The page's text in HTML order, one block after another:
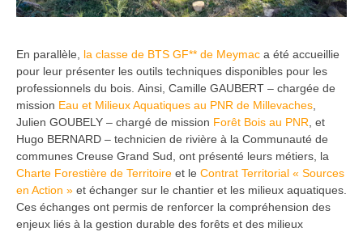
En parallèle, la classe de BTS GF** de Meymac a été accueillie
pour leur présenter les outils techniques disponibles pour les
professionnels du bois. Ainsi, Camille GAUBERT – chargée de
mission Eau et Milieux Aquatiques au PNR de Millevaches,
Julien GOUBELY – chargé de mission Forêt Bois au PNR, et
Hugo BERNARD – technicien de rivière à la Communauté de
communes Creuse Grand Sud, ont présenté leurs métiers, la
Charte Forestière de Territoire et le Contrat Territorial « Sources
en Action » et échanger sur le chantier et les milieux aquatiques.
Ces échanges ont permis de renforcer la compréhension des
enjeux liés à la gestion durable des forêts et des milieux